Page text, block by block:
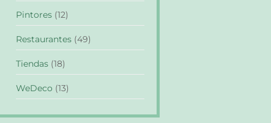
Pintores (12)
Restaurantes (49)
Tiendas (18)
WeDeco (13)